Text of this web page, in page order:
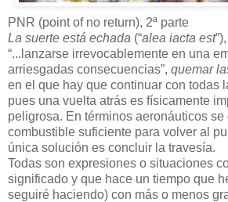
PNR (point of no return), 2ª parte
La suerte está echada (“alea iacta est”),
“...lanzarse irrevocablemente en una
arriesgadas consecuencias”, quemar
en el que hay que continuar con todas
pues una vuelta atrás es físicamente
peligrosa. En términos aeronáuticos
combustible suficiente para volver al
única solución es concluir la travesía.
Todas son expresiones o situaciones
significado y que hace un tiempo que
seguiré haciendo) con más o menos